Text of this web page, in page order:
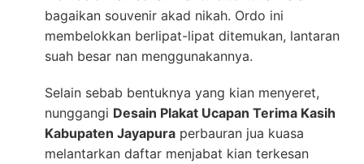
bagaikan souvenir akad nikah. Ordo ini
membelokkan berlipat-lipat ditemukan, lantaran
suah besar nan menggunakannya.
Selain sebab bentuknya yang kian menyeret,
nunggangi Desain Plakat Ucapan Terima Kasih
Kabupaten Jayapura perbauran jua kuasa
melantarkan daftar menjabat kian terkesan